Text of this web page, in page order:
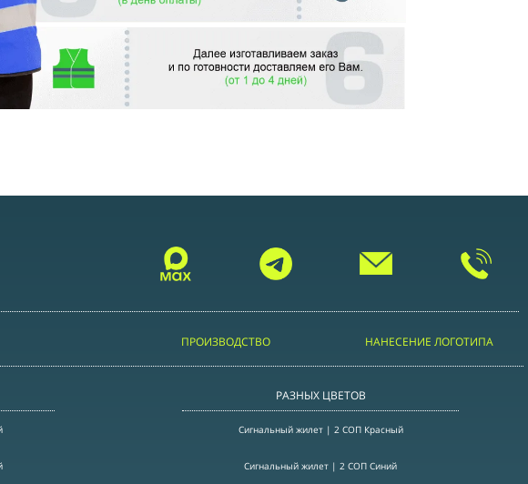
ПРОИЗВОДСТВО НАНЕСЕНИЕ ЛОГОТИПА
РАЗНЫХ ЦВЕТОВ
Сигнальный жилет | 2 СОП Красный
Сигнальный жилет | 2 СОП Синий